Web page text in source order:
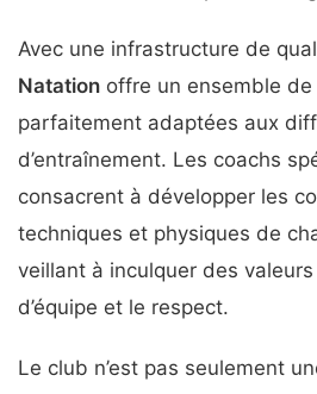
Avec une infrastructure de
Natation offre un ensemble de
parfaitement adaptées aux
d’entraînement. Les coachs
consacrent à développer les
techniques et physiques de
veillant à inculquer des valeurs
d’équipe et le respect.
Le club n’est pas seulement